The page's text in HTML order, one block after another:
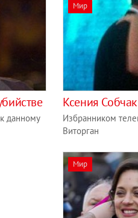
данному
Мир
Ксения
Избранником
Виторган
Мир